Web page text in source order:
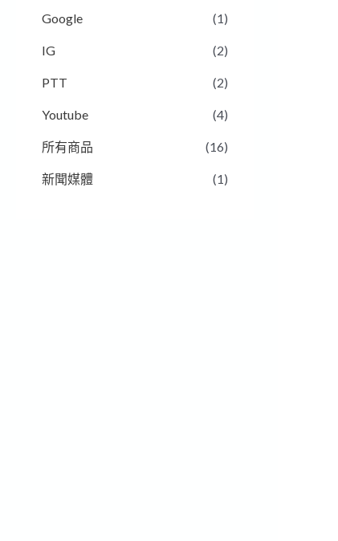
Google (1)
IG (2)
PTT (2)
Youtube (4)
所有商品 (16)
新聞媒體 (1)